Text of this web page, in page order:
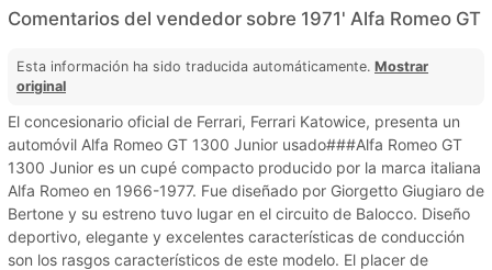
Comentarios del vendedor sobre 1971' Alfa Romeo GT
Esta información ha sido traducida automáticamente. Mostrar
original
El concesionario oficial de Ferrari, Ferrari Katowice, presenta un
automóvil Alfa Romeo GT 1300 Junior usado###Alfa Romeo GT
1300 Junior es un cupé compacto producido por la marca italiana
Alfa Romeo en 1966-1977. Fue diseñado por Giorgetto Giugiaro de
Bertone y su estreno tuvo lugar en el circuito de Balocco. Diseño
deportivo, elegante y excelentes características de conducción
son los rasgos característicos de este modelo. El placer de